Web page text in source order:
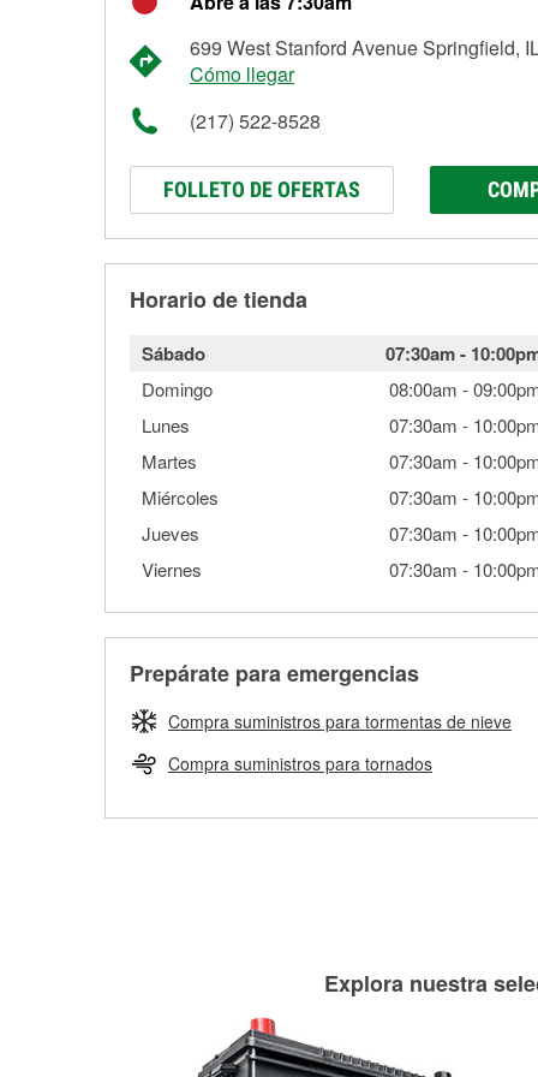
699 West Stanford Avenue Springfield,
Cómo llegar
(217) 522-8528
FOLLETO DE OFERTAS
Horario de tienda
Sábado 07:30am-
Domingo 08:00am -
Lunes
07:30am -
Martes
07:30am -
Miércoles
07:30am -
Jueves
07:30am -
Viernes
07:30am -
Prepárate para emergencias
Compra suministros para tormentas de nieve
Compra suministros para tornados
Explora nuestra